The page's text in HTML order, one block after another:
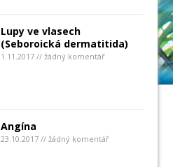
Lupy ve vlasech
(Seboroická dermatitida)
1.11.2017 // žádný komentář
Angína
23.10.2017 // žádný komentář